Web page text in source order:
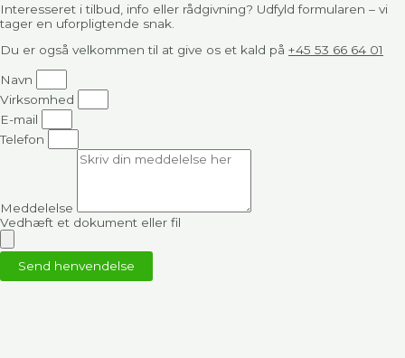
Interesseret i tilbud, info eller rådgivning? Udfyld formularen – vi
tager en uforpligtende snak.
Du er også velkommen til at give os et kald på +45 53 66 64 01
Navn
Virksomhed
E-mail
Telefon
Meddelelse
Vedhæft et dokument eller fil
Send henvendelse